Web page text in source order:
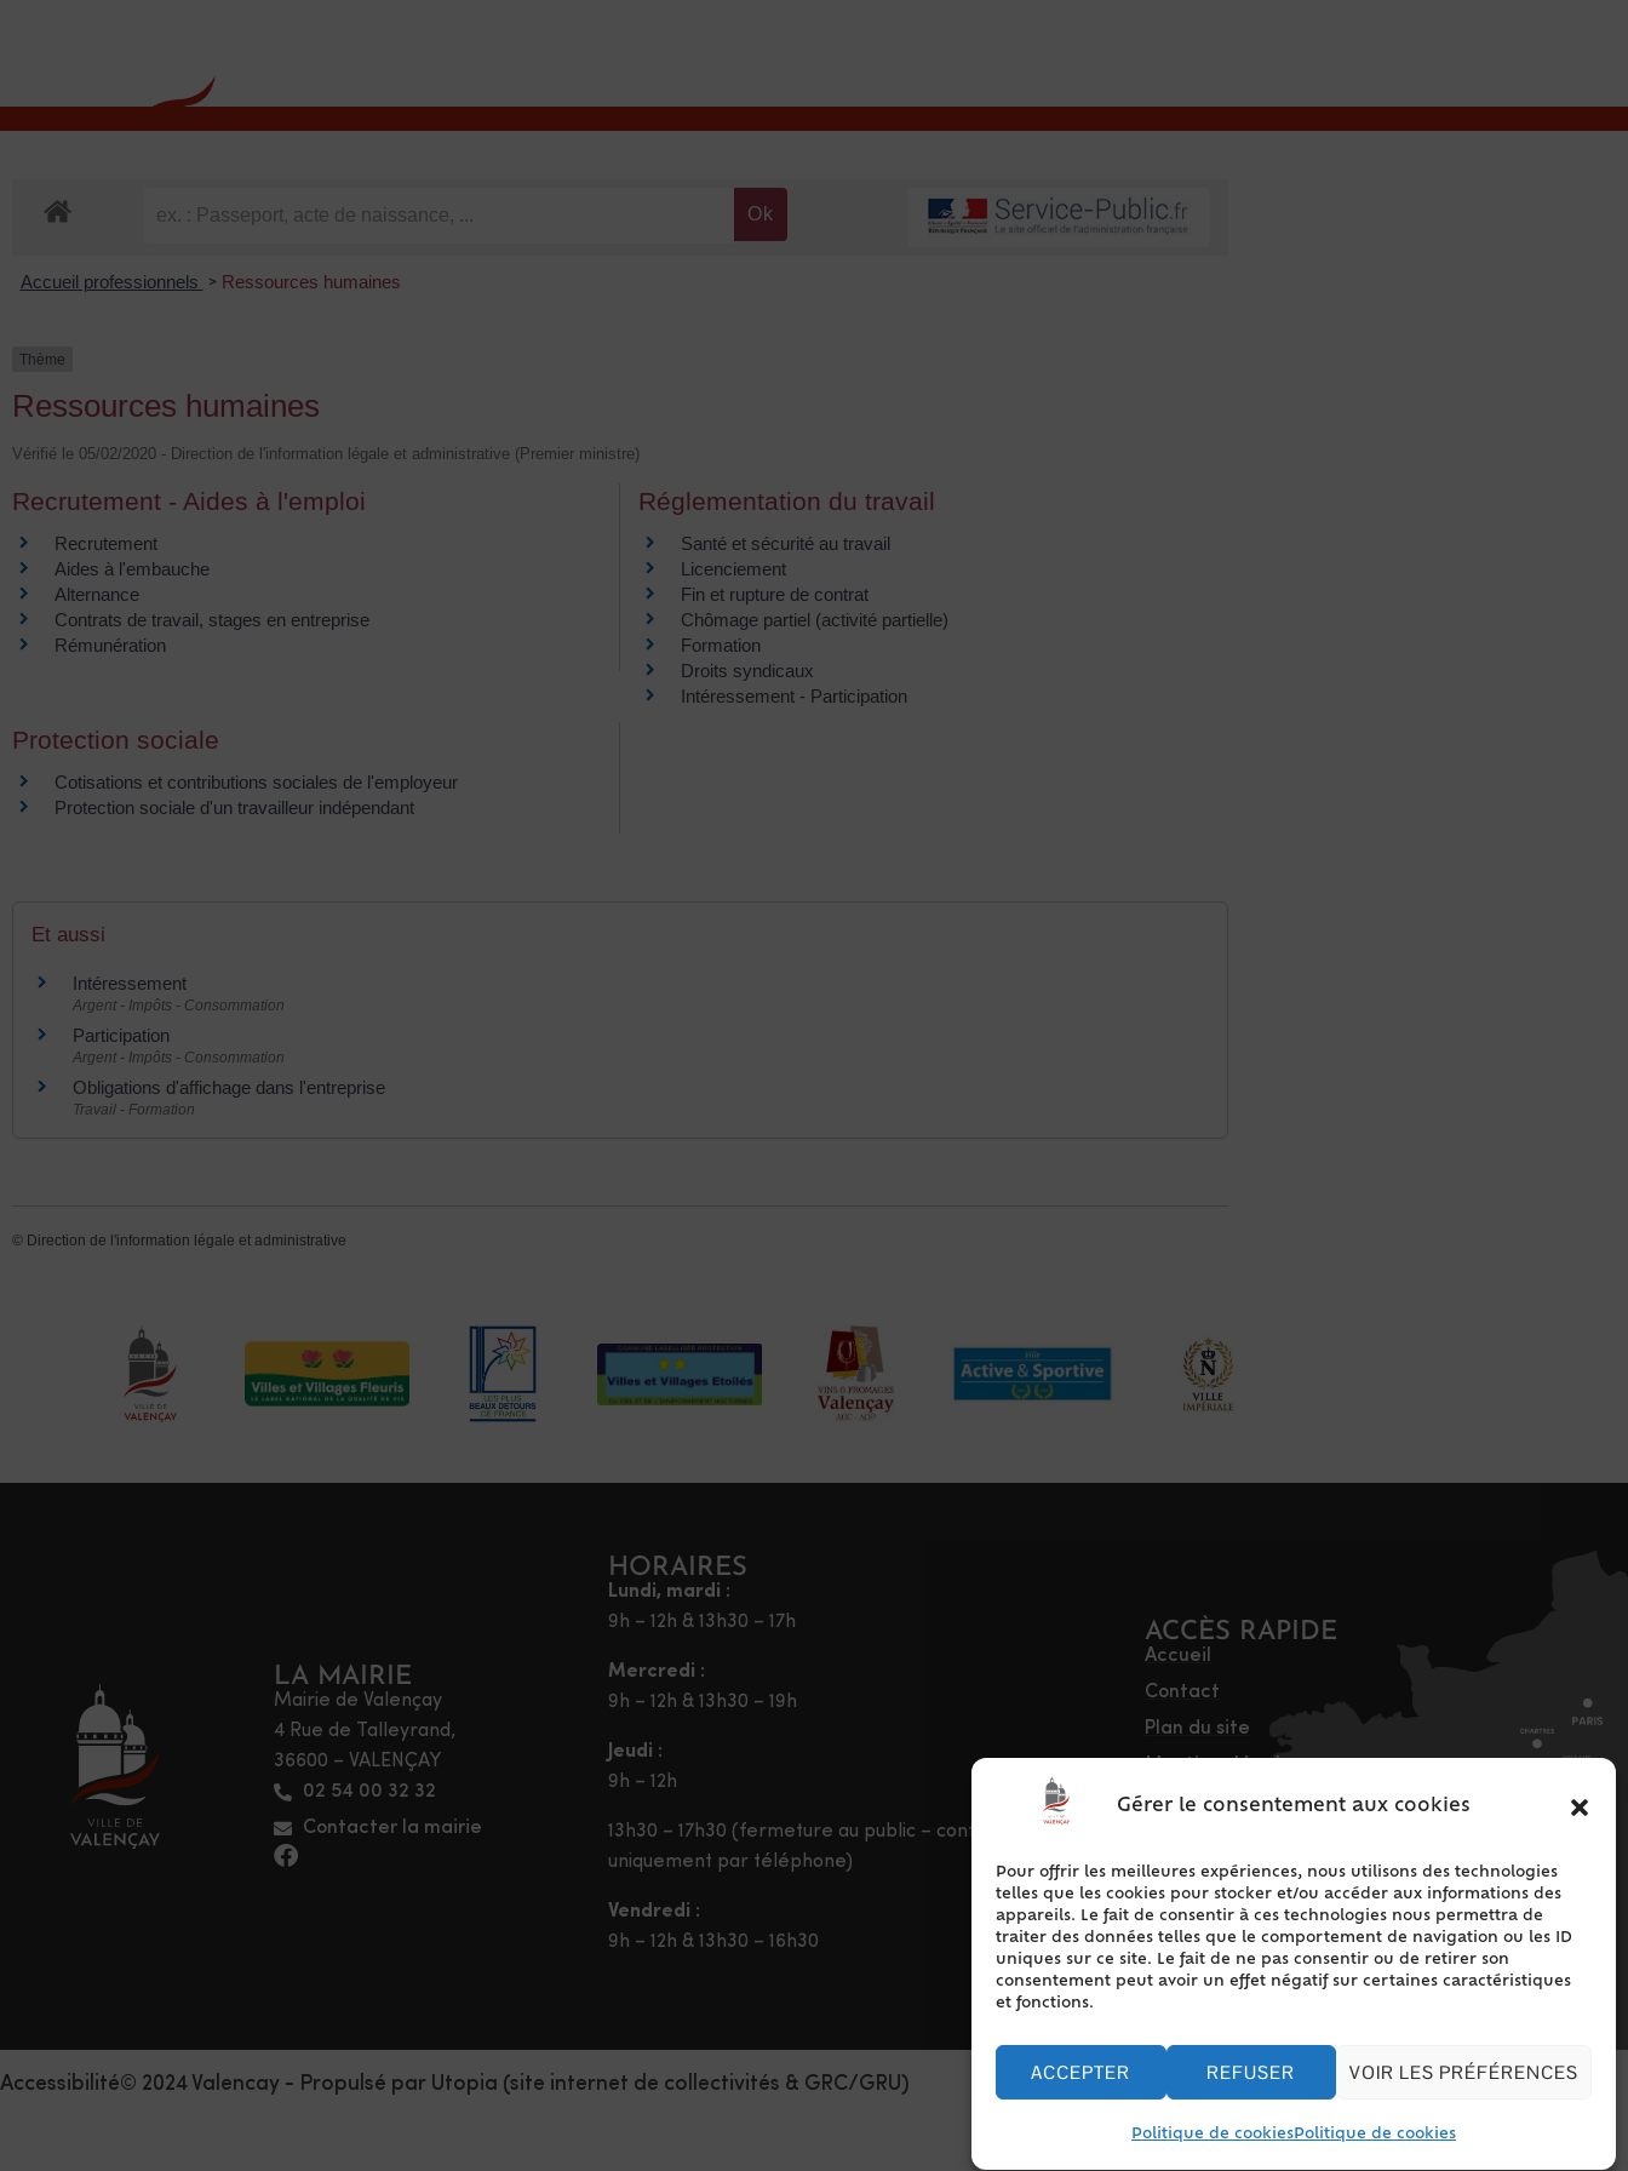
Gérer le consentement aux cookies
Pour offrir les meilleures expériences, nous utilisons des technologies
telles que les cookies pour stocker et/ou accéder aux informations des
appareils. Le fait de consentir à ces technologies nous permettra de
traiter des données telles que le comportement de navigation ou les ID
uniques sur ce site. Le fait de ne pas consentir ou de retirer son
consentement peut avoir un effet négatif sur certaines caractéristiques
et fonctions.
ACCEPTER REFUSER VOIR LES PRÉFÉRENCES
Politique de cookiesPolitique de cookies
Accueil professionnels > Ressources humaines
Thème
Ressources humaines
Vérifié le 05/02/2020 - Direction de l'information légale et administrative (Premier ministre)
Recrutement - Aides à l'emploi
Recrutement
Aides à l'embauche
Alternance
Contrats de travail, stages en entreprise
Rémunération
Réglementation du travail
Santé et sécurité au travail
Licenciement
Fin et rupture de contrat
Chômage partiel (activité partielle)
Formation
Droits syndicaux
Intéressement - Participation
Protection sociale
Cotisations et contributions sociales de l'employeur
Protection sociale d'un travailleur indépendant
Et aussi
Intéressement
Argent - Impôts - Consommation
Participation
Argent - Impôts - Consommation
Obligations d'affichage dans l'entreprise
Travail - Formation
© Direction de l'information légale et administrative
LA MAIRIE
Mairie de Valençay
4 Rue de Talleyrand,
36600 – VALENÇAY
02 54 00 32 32
Contacter la mairie
HORAIRES
Lundi, mardi :
9h – 12h & 13h30 – 17h
Mercredi :
9h – 12h & 13h30 – 19h
Jeudi :
9h – 12h
13h30 – 17h30 (fermeture au public – contact
uniquement par téléphone)
Vendredi :
9h – 12h & 13h30 – 16h30
ACCÈS RAPIDE
Accueil
Contact
Plan du site
Mentions légales
Traitement des
Politique de cookies
(UE)
Accessibilité© 2024 Valencay - Propulsé par Utopia (site internet de collectivités & GRC/GRU)